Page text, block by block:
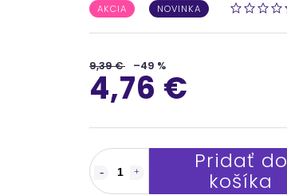
AKCIA NOVINKA
9,39 € –49 %
4,76 €
Pridať do
košíka